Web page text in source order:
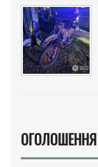
ОГОЛОШЕННЯ